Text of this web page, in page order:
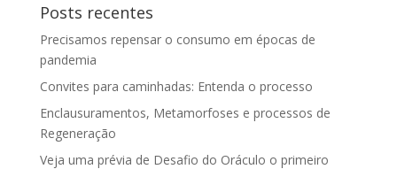
Posts recentes
Precisamos repensar o consumo em épocas de
pandemia
Convites para caminhadas: Entenda o processo
Enclausuramentos, Metamorfoses e processos de
Regeneração
Veja uma prévia de Desafio do Oráculo o primeiro